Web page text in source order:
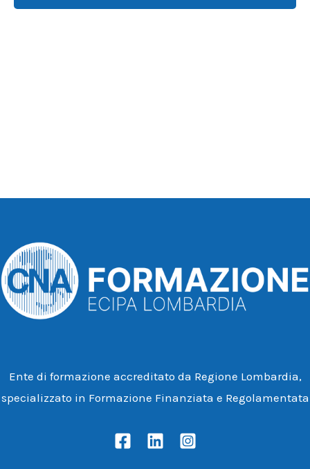
Ente di formazione accreditato da Regione Lombardia,
specializzato in Formazione Finanziata e Regolamentata